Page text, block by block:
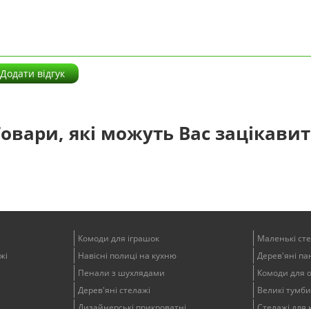
Додати відгук
які можуть Вас
Комоди для іграшок
Навісні полиці на кухню
Пенали з шухлядами
Дерев'яні стелажі
Маленькі
Дерев'яні
Комоди для
Великі